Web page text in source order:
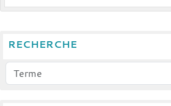
RECHERCHE